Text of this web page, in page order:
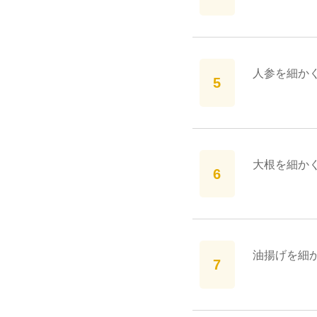
人参を細か
大根を細か
油揚げを細